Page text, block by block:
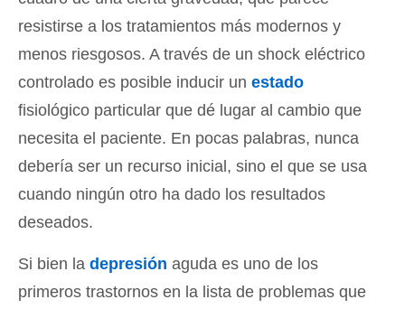
resistirse a los tratamientos más modernos y
menos riesgosos. A través de un shock eléctrico
controlado es posible inducir un estado
fisiológico particular que dé lugar al cambio que
necesita el paciente. En pocas palabras, nunca
debería ser un recurso inicial, sino el que se usa
cuando ningún otro ha dado los resultados
deseados.
Si bien la depresión aguda es uno de los
primeros trastornos en la lista de problemas que